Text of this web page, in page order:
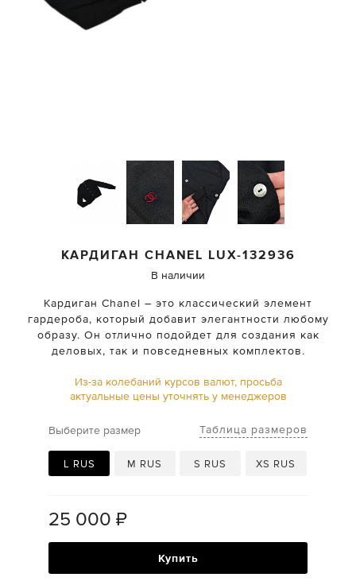
КАРДИГАН CHANEL LUX-132936
В наличии
Кардиган Chanel – это классический элемент
гардероба, который добавит элегантности любому
образу. Он отлично подойдет для создания как
деловых, так и повседневных комплектов.
Из-за колебаний курсов валют, просьба
актуальные цены уточнять у менеджеров
Выберите размер Таблица размеров
L RUS M RUS S RUS XS RUS
25 000 ₽
Купить